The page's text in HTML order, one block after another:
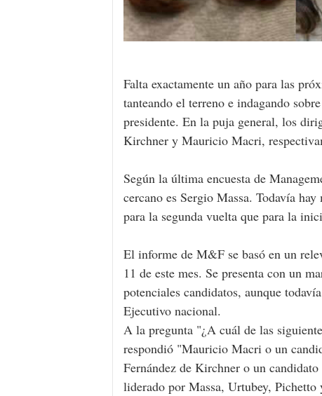
Falta exactamente un año para las
tanteando el terreno e indagando
presidente. En la puja general, los
Kirchner y Mauricio Macri,
Según la última encuesta de
cercano es Sergio Massa. Todavía
para la segunda vuelta que para la
El informe de M&F se basó en un
11 de este mes. Se presenta con un
potenciales candidatos, aunque
Ejecutivo nacional.
A la pregunta "¿A cuál de las
respondió "Mauricio Macri o un
Fernández de Kirchner o un
liderado por Massa, Urtubey,